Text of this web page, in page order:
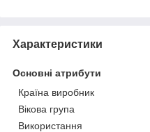
Характеристики
Основні атрибути
Країна виробник
Вікова група
Використання